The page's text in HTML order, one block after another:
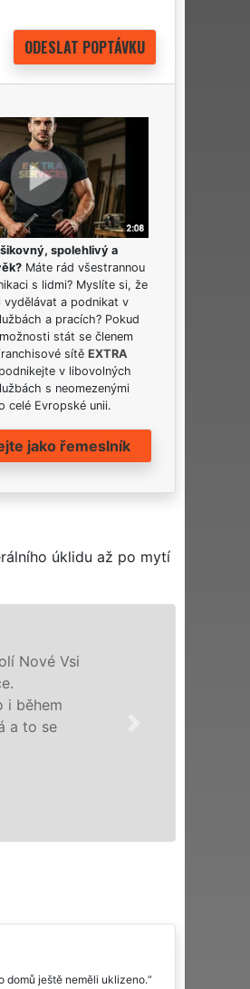
spolehlivý a
Máte rád všestrannou
s lidmi? Myslíte si, že
vydělávat a podnikat v
a pracích? Pokud
stát se členem
sítěEXTRA
v libovolných
s neomezenými
celé Evropské unii.
jako řemeslník
úklidu až po mytí
EXTRA UKLÍZENÍ
úklidové služby NON-
pro všechny obchodní
v celém Středočeském kraji
domů ještě neměli uklizeno.